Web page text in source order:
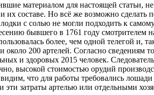
материалом для настоящей статьи,
составе. Но всё же возможно сделать
с солью не могли подходить к
бывшего в 1761 году
более, чем одной телегой
около 200 артелей. Согласно
и здоровых 2015 человек.
высокой стоимостью орудий
что для работы требовались
эти затраты артелью или отдельными